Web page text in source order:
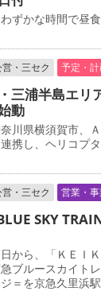
ずかな時間で昼
・三セク 予定・
三浦半島エリ
動
川県横須賀市、
携し、ヘリコプ
・三セク 営業・
SKY
から、「ＫＥ
ブルースカイト
＝を京急久里浜